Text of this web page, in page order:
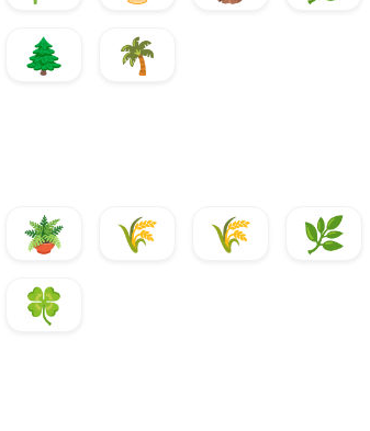
🌲 🌴
🪴 🌾 🌾 🌿
🍀